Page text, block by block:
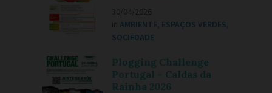
30/04/2026
inAMBIENTE, ESPAÇOS VERDES,
SOCIEDADE
Plogging Challenge
Portugal – Caldas da
Rainha 2026